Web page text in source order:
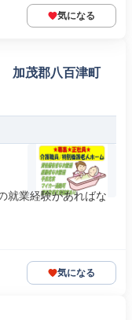
気になる
加茂郡八百津町
就業経験があればな
気になる